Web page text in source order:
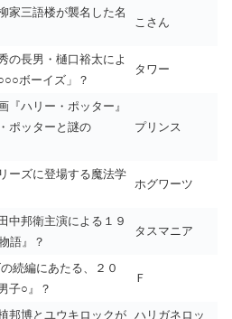
家三語楼が襲名した名
こさん
の長男・樋口裕太によ
ボーイズ」？
タワー
『ハリー・ポッター』
ポッターと謎の
プリンス
ーズに登場する魔法学
ホグワーツ
中邦衛主演による１９
語』？
タスマニア
続編にあたる、２０
子○』？
Ｆ
邦博とユウキロックが ハリガネロッ